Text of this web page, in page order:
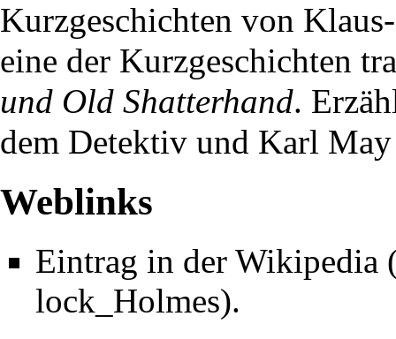
Kurzgeschichten von
eine der Kurzgeschichten
und Old Shatterhand.
dem Detektiv und Karl
Weblinks
Eintrag in der Wikipedia
.